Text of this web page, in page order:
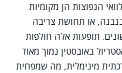
הנפוצות הן מקומיות
או תחושת צריבה
הראשונים. תופעות אלה חולפות
באובסטין נמוך מאוד
מינימלית, מה שמפחית